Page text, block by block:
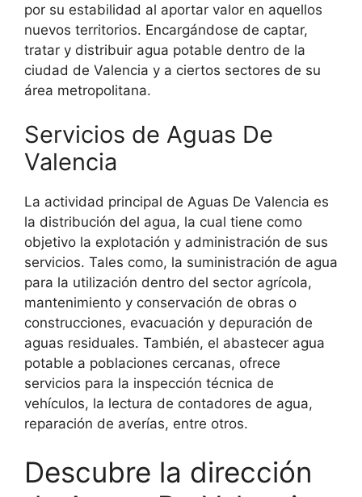
por su estabilidad al aportar valor en aquellos
nuevos territorios. Encargándose de captar,
tratar y distribuir agua potable dentro de la
ciudad de Valencia y a ciertos sectores de su
área metropolitana.
Servicios de Aguas De
Valencia
La actividad principal de Aguas De Valencia es
la distribución del agua, la cual tiene como
objetivo la explotación y administración de sus
servicios. Tales como, la suministración de agua
para la utilización dentro del sector agrícola,
mantenimiento y conservación de obras o
construcciones, evacuación y depuración de
aguas residuales. También, el abastecer agua
potable a poblaciones cercanas, ofrece
servicios para la inspección técnica de
vehículos, la lectura de contadores de agua,
reparación de averías, entre otros.
Descubre la dirección